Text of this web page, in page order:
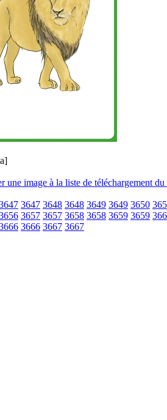
3647 3648 3648 3649 3649 3650
3657 3657 3658 3658 3659 3659
3666 3667 3667